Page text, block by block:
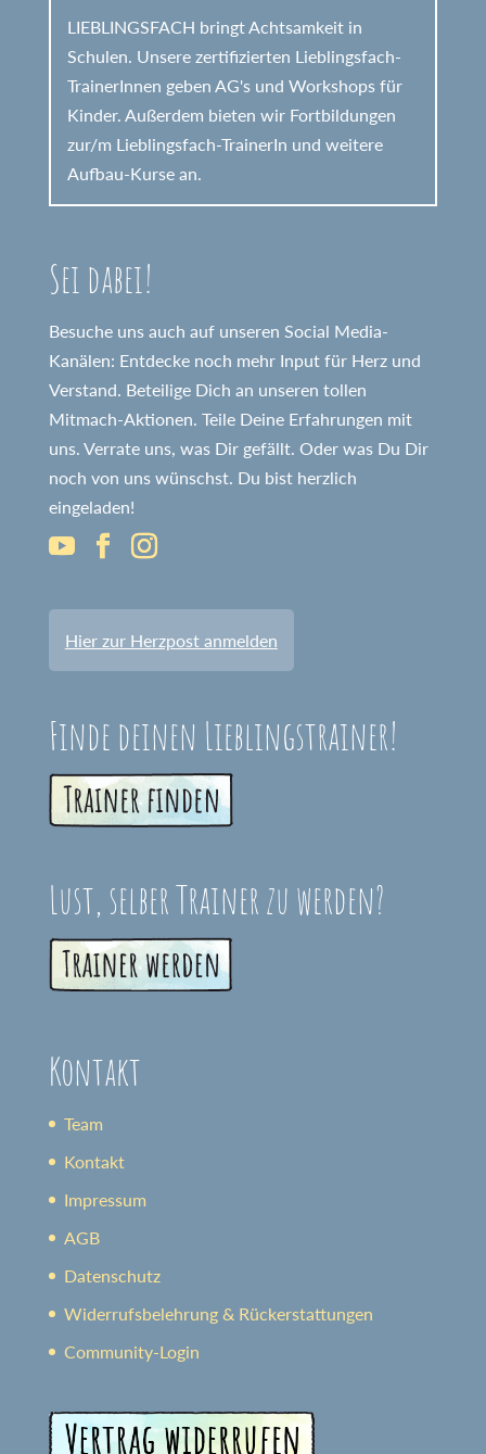
LIEBLINGSFACH bringt Achtsamkeit in
Schulen. Unsere zertifizierten Lieblingsfach-
TrainerInnen geben AG's und Workshops für
Kinder. Außerdem bieten wir Fortbildungen
zur/m Lieblingsfach-TrainerIn und weitere
Aufbau-Kurse an.
Sei dabei!
Besuche uns auch auf unseren Social Media-
Kanälen: Entdecke noch mehr Input für Herz und
Verstand. Beteilige Dich an unseren tollen
Mitmach-Aktionen. Teile Deine Erfahrungen mit
uns. Verrate uns, was Dir gefällt. Oder was Du Dir
noch von uns wünschst. Du bist herzlich
eingeladen!
Hier zur Herzpost anmelden
Finde deinen Lieblingstrainer!
Lust, selber Trainer zu werden?
Kontakt
Team
Kontakt
Impressum
AGB
Datenschutz
Widerrufsbelehrung & Rückerstattungen
Community-Login